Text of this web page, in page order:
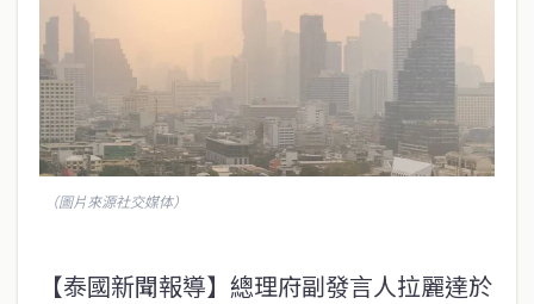
（圖片來源社交媒体）
【泰國新聞報導】總理府副發言人拉麗達於